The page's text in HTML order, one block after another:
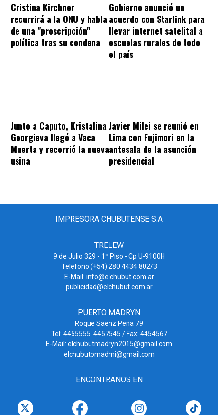
Cristina Kirchner
recurrirá a la ONU y habla
de una "proscripción"
política tras su condena
Gobierno anunció un
acuerdo con Starlink para
llevar internet satelital a
escuelas rurales de todo
el país
Junto a Caputo, Kristalina
Georgieva llegó a Vaca
Muerta y recorrió la nueva
usina
Javier Milei se reunió en
Lima con Fujimori en la
antesala de la asunción
presidencial
IMPRESORA CHUBUTENSE S.A
TRELEW
9 de Julio 329 - 1º Piso - Cp U-9100H
Teléfono (+54) 280 4434 802/3
E-Mail: info@elchubut.com.ar
publicidad@elchubut.com.ar
PUERTO MADRYN
Roque Sáenz Peña 79
Tel: 4455555. 4457545 / Fax: 4454567
E-Mail: elchubutmadryn2015@gmail.com
elchubutpmadmi@gmail.com
ENCONTRANOS EN